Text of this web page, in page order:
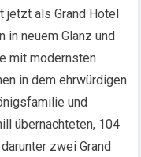
jetzt als Grand Hotel
in neuem Glanz und
mit modernsten
in dem ehrwürdigen
und
übernachteten, 104
zwei Grand